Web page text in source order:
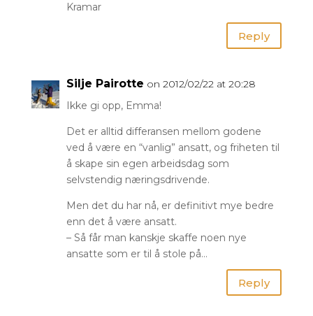
Kramar
Reply
Silje Pairotte on 2012/02/22 at 20:28
Ikke gi opp, Emma!
Det er alltid differansen mellom godene
ved å være en “vanlig” ansatt, og friheten til
å skape sin egen arbeidsdag som
selvstendig næringsdrivende.
Men det du har nå, er definitivt mye bedre
enn det å være ansatt.
– Så får man kanskje skaffe noen nye
ansatte som er til å stole på…
Reply